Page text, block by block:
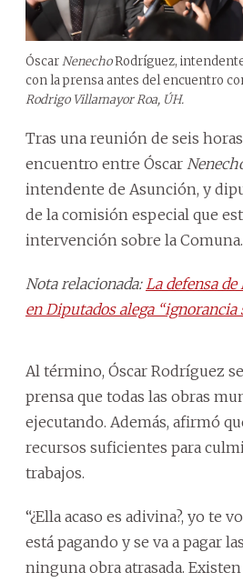
ÓscarNenechoRodríguez,
con la prensa antes del encuentro
Rodrigo Villamayor Roa, ÚH.
Tras una reunión de seis
encuentro entre Óscar
intendente de Asunción, y
de la comisión especial que
intervención sobre la Comuna.
Nota relacionada: La defensa
en Diputados alega “ignorancia
Al término, Óscar Rodríguez
prensa que todas las obras
ejecutando. Además, afirmó
recursos suficientes para
trabajos.
“¿Ella acaso es adivina?, yo te
está pagando y se va a pagar
ninguna obra atrasada.